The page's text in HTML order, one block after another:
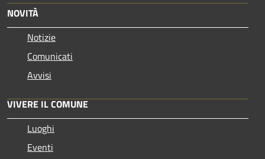
NOVITÀ
Notizie
Comunicati
Avvisi
VIVERE IL COMUNE
Luoghi
Eventi